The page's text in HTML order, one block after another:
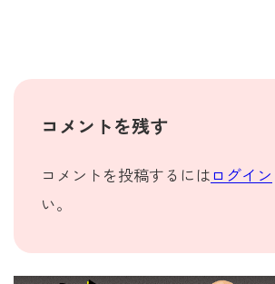
コメントを残す
コメントを投稿するには ログイン
い。